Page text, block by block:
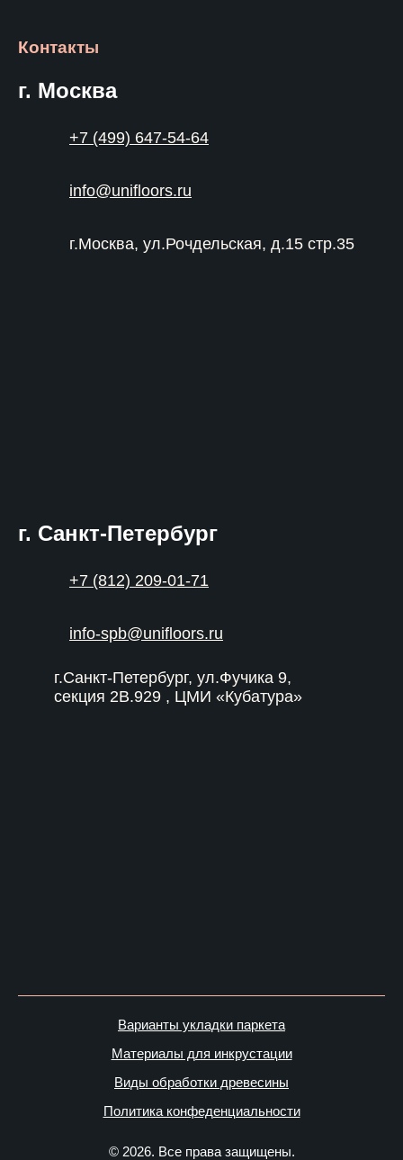
Контакты
г. Москва
+7 (499) 647-54-64
info@unifloors.ru
г.Москва, ул.Рочдельская, д.15 стр.35
г. Санкт-Петербург
+7 (812) 209-01-71
info-spb@unifloors.ru
г.Санкт-Петербург, ул.Фучика 9,
секция 2В.929 , ЦМИ «Кубатура»
Варианты укладки паркета
Материалы для инкрустации
Виды обработки древесины
Политика конфеденциальности
© 2026. Все права защищены.